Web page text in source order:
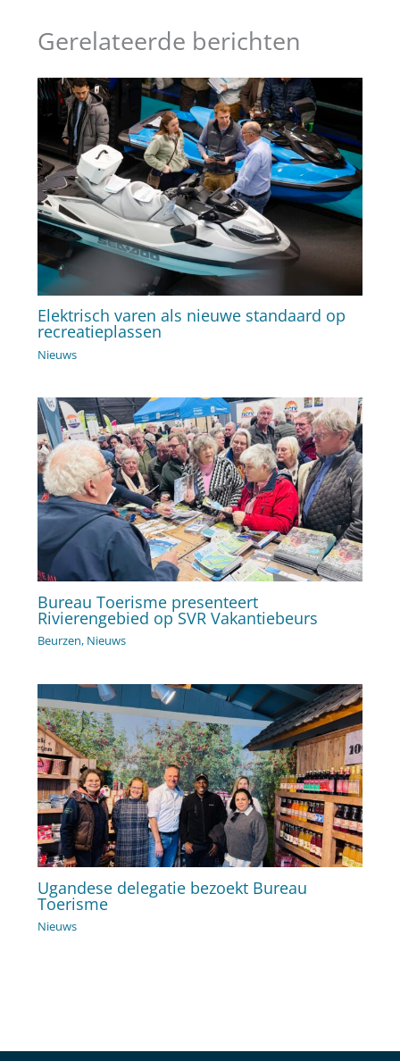
Gerelateerde berichten
Elektrisch varen als nieuwe standaard op
recreatieplassen
Nieuws
Bureau Toerisme presenteert
Rivierengebied op SVR Vakantiebeurs
Beurzen, Nieuws
Ugandese delegatie bezoekt Bureau
Toerisme
Nieuws